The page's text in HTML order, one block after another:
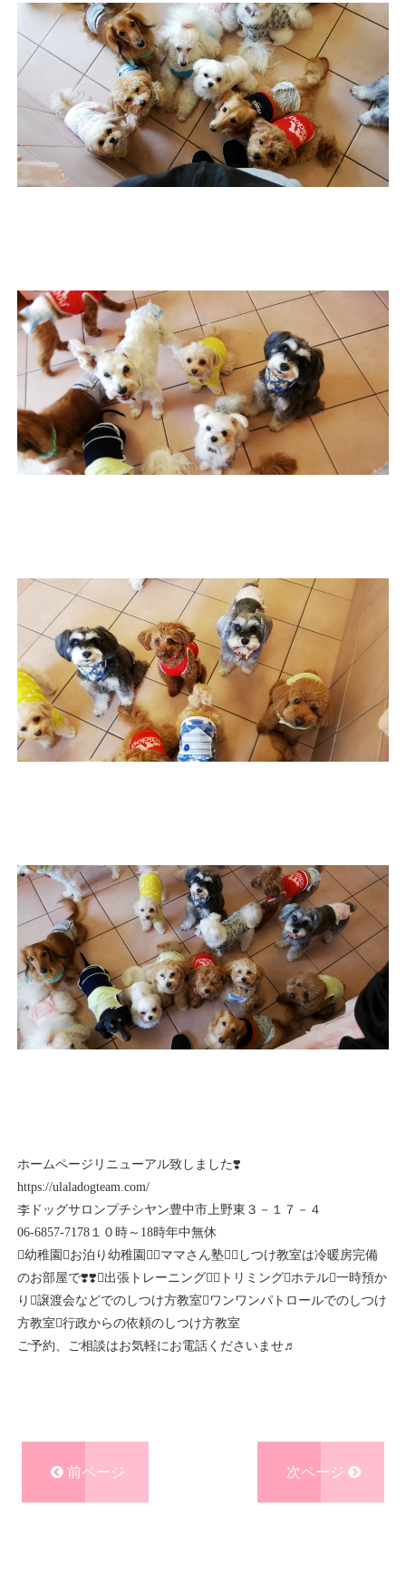
ホームページリニューアル致しました❣️
https://ulaladogteam.com/
李ドッグサロンプチシヤン豊中市上野東３－１７－４
06-6857-7178１０時～18時年中無休
幼稚園お泊り幼稚園ママさん塾しつけ教室は冷暖房完備
のお部屋で❣️❣️出張トレーニングトリミングホテル一時預か
り譲渡会などでのしつけ方教室ワンワンパトロールでのしつけ
方教室行政からの依頼のしつけ方教室
ご予約、ご相談はお気軽にお電話くださいませ♬
前ページ 次ページ